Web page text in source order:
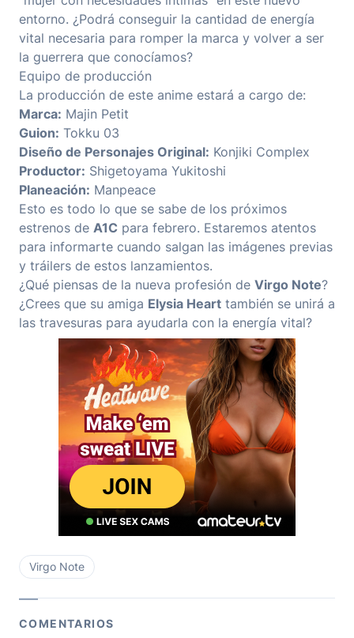
entorno. ¿Podrá conseguir la cantidad de energía
vital necesaria para romper la marca y volver a ser
la guerrera que conocíamos?
Equipo de producción
La producción de este anime estará a cargo de:
Marca: Majin Petit
Guion: Tokku 03
Diseño de Personajes Original: Konjiki Complex
Productor: Shigetoyama Yukitoshi
Planeación: Manpeace
Esto es todo lo que se sabe de los próximos
estrenos de A1C para febrero. Estaremos atentos
para informarte cuando salgan las imágenes previas
y tráilers de estos lanzamientos.
¿Qué piensas de la nueva profesión de Virgo Note?
¿Crees que su amiga Elysia Heart también se unirá a
las travesuras para ayudarla con la energía vital?
Virgo Note
COMENTARIOS